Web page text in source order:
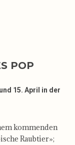
POP
15. April in der
kommenden
Raubtier»;